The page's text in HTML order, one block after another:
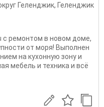
Геленджик, Геленджик
с ремонтом в новом доме,
от моря! Выполнен
на кухонную зону и
мебель и техника и всё